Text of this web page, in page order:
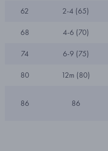
62 2-4 (65)
68 4-6 (70)
74 6-9 (75)
80 12m (80)
86 86